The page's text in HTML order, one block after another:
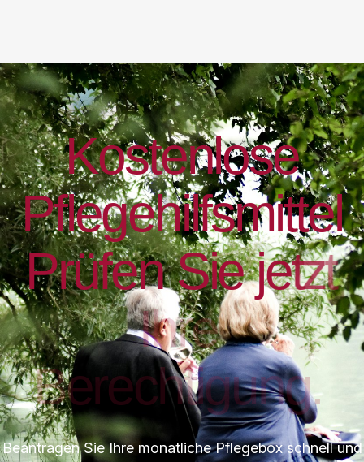
Kostenlose
Pflegehilfsmittel
Prüfen Sie jetzt
Ihre
Berechtigung.
Beantragen Sie Ihre monatliche Pflegebox schnell und